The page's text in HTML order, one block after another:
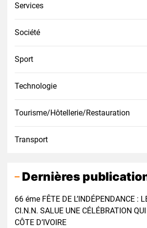
Services
Société
Sport
Technologie
Tourisme/Hôtellerie/Restauration
Transport
Dernières
66 éme FÊTE DE L’INDÉPENDANCE :
CI.N.N. SALUE UNE CÉLÉBRATION
CÔTE D’IVOIRE